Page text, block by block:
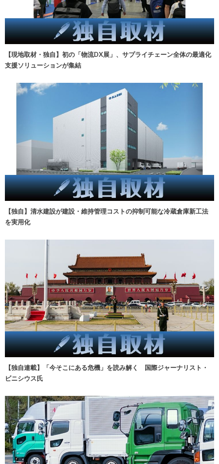
【現地取材・独自】初の「物流DX展」、サプライチェーン全体の最適化
支援ソリューションが集結
【独自】清水建設が建設・維持管理コストの抑制可能な冷蔵倉庫新工法
を実用化
【独自連載】「今そこにある危機」を読み解く 国際ジャーナリスト・
ビニシウス氏